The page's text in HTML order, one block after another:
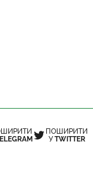
ПОШИРИТИ
УTWITTER